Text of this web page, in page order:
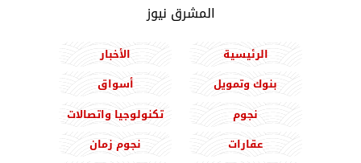
المشرق نيوز
الرئيسية
الأخبار
بنوك وتمويل
أسواق
نجوم
تكنولوجيا واتصالات
عقارات
نجوم زمان